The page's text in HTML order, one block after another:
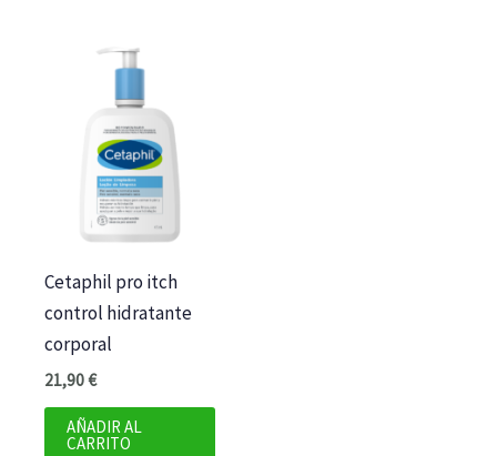
Cetaphil pro itch
control hidratante
corporal
21,90€
AÑADIR AL
CARRITO